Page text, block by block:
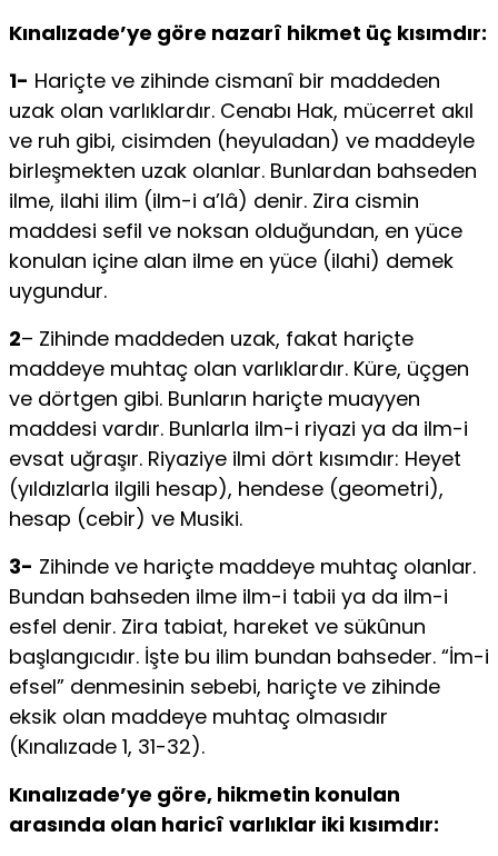
Kınalızade’ye göre nazarî hikmet üç kısımdır:
1- Hariç­te ve zihinde cismanî bir maddeden
uzak olan varlıklardır. Cenabı Hak, mücerret akıl
ve ruh gibi, cisimden (heyuladan) ve maddeyle
birleşmekten uzak olanlar. Bunlardan bahseden
ilme, ilahi ilim (ilm-i a’lâ) denir. Zira cismin
maddesi sefil ve noksan olduğundan, en yüce
konulan içine alan ilme en yüce (ilahi) demek
uygundur.
2– Zihinde maddeden uzak, fakat hariçte
maddeye muhtaç olan varlık­lardır. Küre, üçgen
ve dörtgen gibi. Bunların hariçte muayyen
maddesi vardır. Bunlarla ilm-i riyazi ya da ilm-i
evsat uğraşır. Riyaziye ilmi dört kısımdır: Heyet
(yıldızlarla ilgili hesap), hendese (geometri),
hesap (cebir) ve Musiki.
3- Zihinde ve hariçte maddeye muhtaç olanlar.
Bundan bahseden ilme ilm-i tabii ya da ilm-i
esfel denir. Zira tabiat, hareket ve sükûnun
başlangıcıdır. İşte bu ilim bundan bah­seder. “İm-i
efsel” denmesinin sebebi, hariçte ve zihinde
eksik olan maddeye muhtaç olmasıdır
(Kınalızade 1, 31-32).
Kınalızade’ye göre, hikmetin konulan
arasında olan haricî varlıklar iki kısımdır: